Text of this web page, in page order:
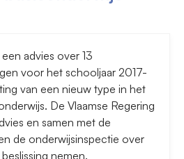
advies over 13
voor het schooljaar 2017-
van een nieuw type in het
De Vlaamse Regering
en samen met de
de onderwijsinspectie over
nemen.